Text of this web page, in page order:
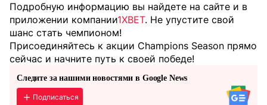
Подробную информацию вы найдете на сайте и в
приложении компании1XBET. Не упустите свой
шанс стать чемпионом!
Присоединяйтесь к акции Champions Season прямо
сейчас и начните путь к своей победе!
Следите за нашими новостями в Google News
Подписаться